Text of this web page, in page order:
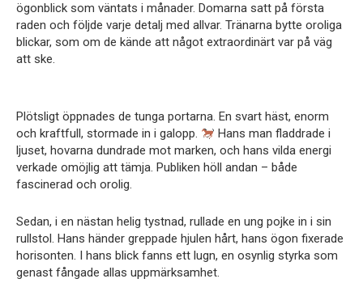
ögonblick som väntats i månader. Domarna satt på första
raden och följde varje detalj med allvar. Tränarna bytte oroliga
blickar, som om de kände att något extraordinärt var på väg
att ske.
Plötsligt öppnades de tunga portarna. En svart häst, enorm
och kraftfull, stormade in i galopp.
Hans man fladdrade i
ljuset, hovarna dundrade mot marken, och hans vilda energi
verkade omöjlig att tämja. Publiken höll andan – både
fascinerad och orolig.
Sedan, i en nästan helig tystnad, rullade en ung pojke in i sin
rullstol. Hans händer greppade hjulen hårt, hans ögon fixerade
horisonten. I hans blick fanns ett lugn, en osynlig styrka som
genast fångade allas uppmärksamhet.